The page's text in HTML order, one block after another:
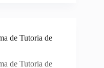
de Tutoria de
de Tutoria de